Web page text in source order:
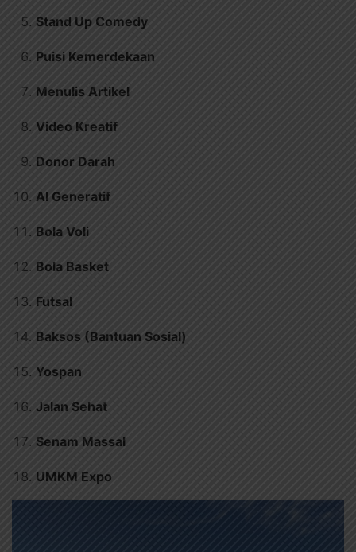
Stand Up Comedy
Puisi Kemerdekaan
Menulis Artikel
Video Kreatif
Donor Darah
AI Generatif
Bola Voli
Bola Basket
Futsal
Baksos (Bantuan Sosial)
Yospan
Jalan Sehat
Senam Massal
UMKM Expo